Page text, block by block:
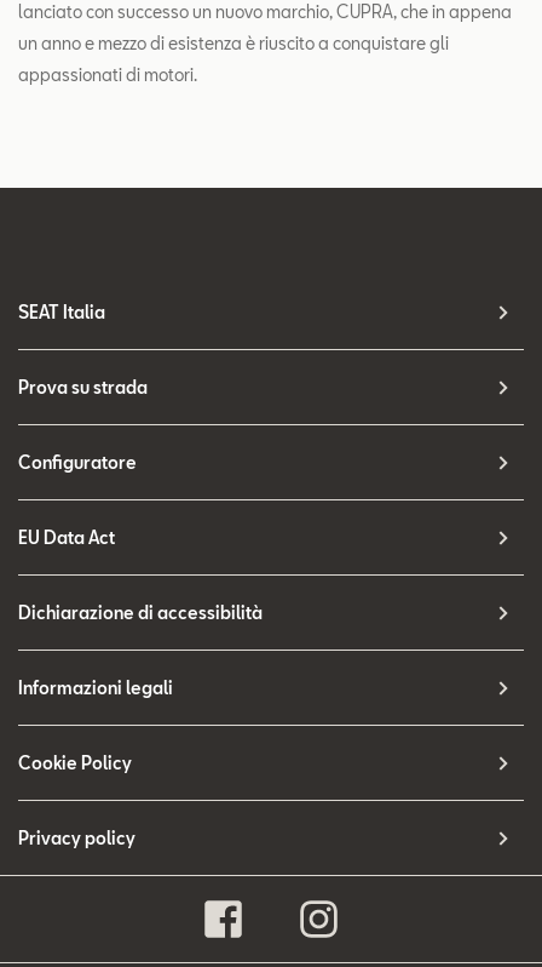
lanciato con successo un nuovo marchio, CUPRA, che in appena
un anno e mezzo di esistenza è riuscito a conquistare gli
appassionati di motori.
SEAT Italia
Prova su strada
Configuratore
EU Data Act
Dichiarazione di accessibilità
Informazioni legali
Cookie Policy
Privacy policy